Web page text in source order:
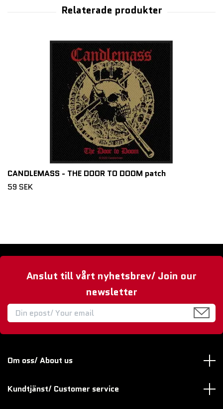
CANDLEMASS - THE DOOR TO DOOM patch
59 SEK
Anslut till vårt nyhetsbrev/ Join our
newsletter
Om oss/ About us
Kundtjänst/ Customer service